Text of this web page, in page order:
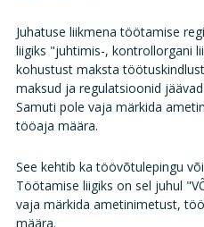
Juhatuse liikmena töötamise
liigiks "juhtimis-, kontrollorgani
kohustust maksta
maksud ja regulatsioonid
Samuti pole vaja märkida
tööaja määra.
See kehtib ka töövõtulepingu
Töötamise liigiks on sel juhul
vaja märkida ametinimetust,
määra.